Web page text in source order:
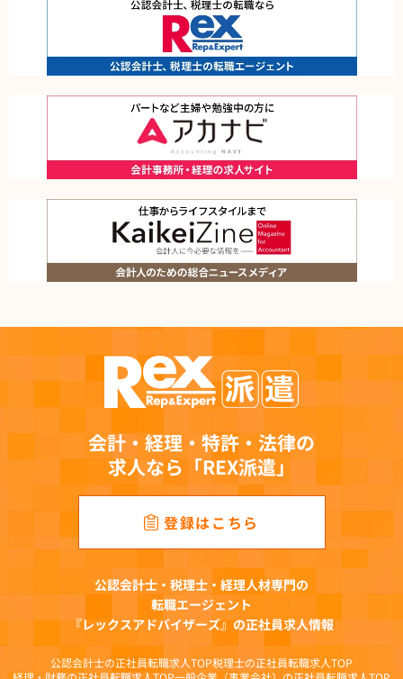
会計・経理・特許・法律の
求人なら「REX派遣」
登録はこちら
公認会計士・税理士・経理人材専門の
転職エージェント
『レックスアドバイザーズ』の正社員求人情報
公認会計士の正社員転職求人TOP税理士の正社員転職求人TOP